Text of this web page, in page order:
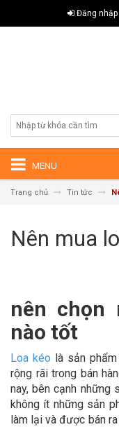
Đăng nhập
MENU
Trang chủ Tin tức
Nên mua
nên chọn
nào tốt
Loa kéo là sản
rộng rãi trong bán
nay, bên cạnh những
không ít những sản
làm lại và được bán